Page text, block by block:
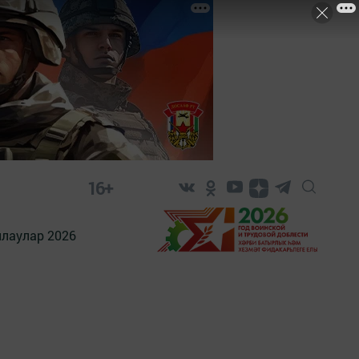
16+
2026